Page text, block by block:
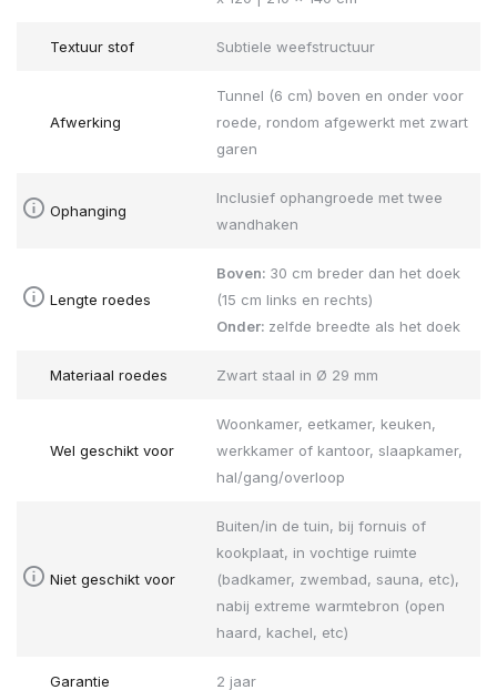
Textuur stof Subtiele weefstructuur
Afwerking
Tunnel (6 cm) boven en onder voor
roede, rondom afgewerkt met zwart
garen
Ophanging
Inclusief ophangroede met twee
wandhaken
Lengte roedes
Boven: 30 cm breder dan het doek
(15 cm links en rechts)
Onder: zelfde breedte als het doek
Materiaal roedes Zwart staal in Ø 29 mm
Wel geschikt voor
Woonkamer, eetkamer, keuken,
werkkamer of kantoor, slaapkamer,
hal/gang/overloop
Niet geschikt voor
Buiten/in de tuin, bij fornuis of
kookplaat, in vochtige ruimte
(badkamer, zwembad, sauna, etc),
nabij extreme warmtebron (open
haard, kachel, etc)
Garantie 2 jaar